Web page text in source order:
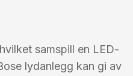
samspill en LED-
lydanlegg kan gi av